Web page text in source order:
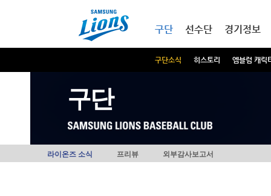
구단
구단소식 히스토리 엠블럼 캐릭
선수단 경기정보
구단
라이온즈 소식 프리뷰 외부감사보고서